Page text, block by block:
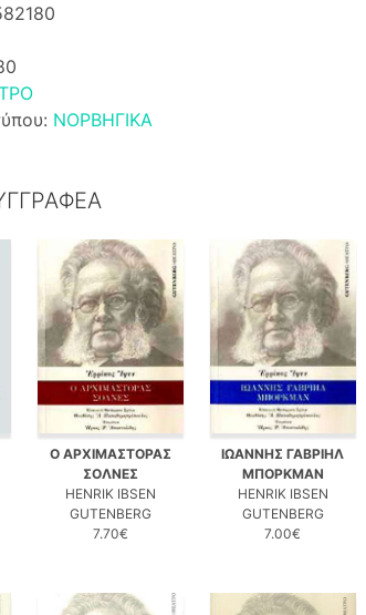
ΝΟΡΒΗΓΙΚΑ
Ο ΑΡΧΙΜΑΣΤΟΡΑΣ
ΣΟΛΝΕΣ
HENRIK IBSEN
GUTENBERG
7.70€
ΙΩΑΝΝΗΣ ΓΑΒΡΙΗΛ
ΜΠΟΡΚΜΑΝ
HENRIK IBSEN
GUTENBERG
7.00€